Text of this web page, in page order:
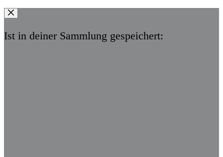
Ist in deiner Sammlung gespeichert: